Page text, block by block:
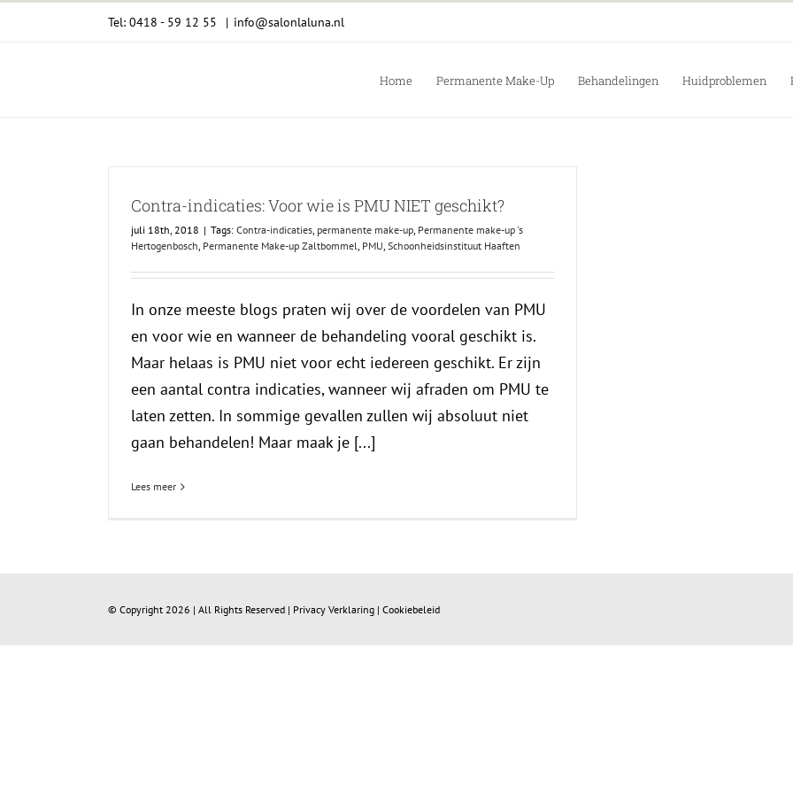
Tel: 0418 - 59 12 55 | info@salonlaluna.nl
Home Permanente Make-Up Behandelingen Huidproblemen
Contra-indicaties: Voor wie is PMU NIET geschikt?
juli 18th, 2018 | Tags: Contra-indicaties, permanente make-up, Permanente make-up 's
Hertogenbosch, Permanente Make-up Zaltbommel, PMU, Schoonheidsinstituut Haaften
In onze meeste blogs praten wij over de voordelen van PMU
en voor wie en wanneer de behandeling vooral geschikt is.
Maar helaas is PMU niet voor echt iedereen geschikt. Er zijn
een aantal contra indicaties, wanneer wij afraden om PMU te
laten zetten. In sommige gevallen zullen wij absoluut niet
gaan behandelen! Maar maak je [...]
Lees meer
© Copyright 2026 | All Rights Reserved | Privacy Verklaring | Cookiebeleid